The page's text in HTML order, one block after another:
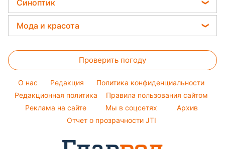
Кейт Миддлтон
Максим Галкин
Настя Каменских
Виталий Козловский
Новости Тернополя
Новости Харькова
Новости Житомира
Новости Полтавы
Новости Одессы
Новости Сум
Новости Черкассы
Праздничное меню
Закуски
Простые блюда
Денежная помощь
Тарифы
Синоптик
Прогноз погоды
Магнитные бури
Погода на сегодня
Погода на завтра
Пылевая буря
Мода и красота
Окрашивание волос
Красивый маникюр
Модные ошибки
Новости моды
Советы от Андре Тана
Проверить погоду
O нас Редакция
Политика конфиденциальности
Редакционная политика
Правила пользования сайтом
Реклама на сайте
Мы в соцсетях
Архив
Отчет о прозрачности JTI